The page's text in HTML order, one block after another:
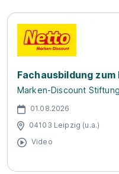
Fachausbildung
Marken-Discount
01.08.2026
04103 Leipzig (u.a.)
Video